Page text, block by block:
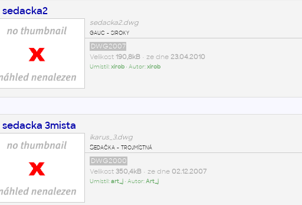
sedacka2
sedacka2.dwg
gauc - siroky
DWG2007
Velikost 190,8kB• ze dne 23.04.2010
Umístil:xirob• Autor:xirob
sedacka 3mista
ikarus_3.dwg
Sedačka - trojmístná
DWG2000
Velikost 350,4kB• ze dne 02.12.2007
Umístil:art_j• Autor:Art_j